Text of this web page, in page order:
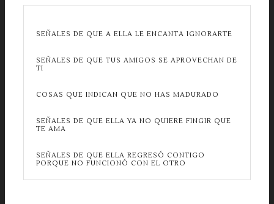
SEÑALES DE QUE A ELLA LE ENCANTA IGNORARTE
SEÑALES DE QUE TUS AMIGOS SE APROVECHAN DE
TI
COSAS QUE INDICAN QUE NO HAS MADURADO
SEÑALES DE QUE ELLA YA NO QUIERE FINGIR QUE
TE AMA
SEÑALES DE QUE ELLA REGRESÓ CONTIGO
PORQUE NO FUNCIONÓ CON EL OTRO